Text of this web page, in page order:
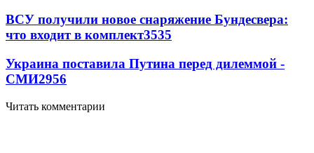
ВСУ получили новое снаряжение Бундесвера:
что входит в комплект3535
Украина поставила Путина перед дилеммой -
СМИ2956
Читать комментарии